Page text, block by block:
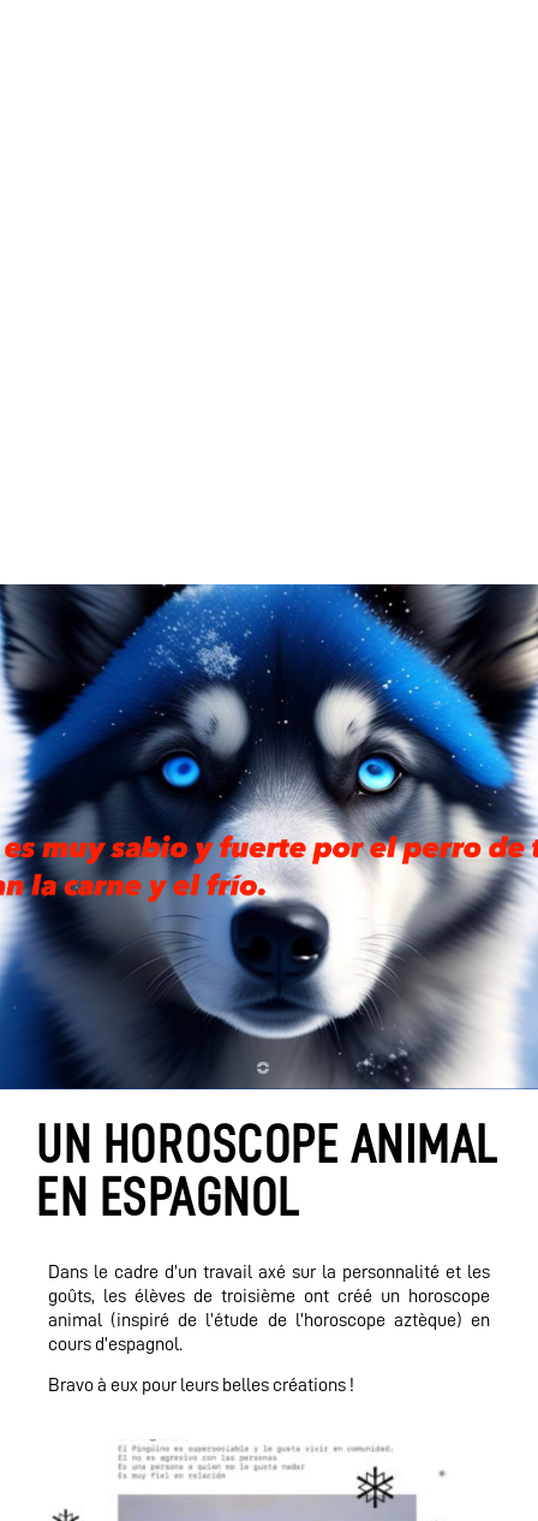
UN HOROSCOPE ANIMAL
EN ESPAGNOL
Dans le cadre d’un travail axé sur la personnalité et les
goûts, les élèves de troisième ont créé un horoscope
animal (inspiré de l’étude de l’horoscope aztèque) en
cours d’espagnol.
Bravo à eux pour leurs belles créations !